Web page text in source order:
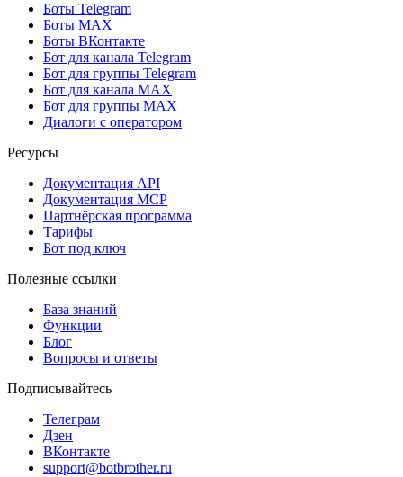
Боты Telegram
Боты MAX
Боты ВКонтакте
Бот для канала Telegram
Бот для группы Telegram
Бот для канала MAX
Бот для группы MAX
Диалоги с оператором
Ресурсы
Документация API
Документация MCP
Партнёрская программа
Тарифы
Бот под ключ
Полезные ссылки
База знаний
Функции
Блог
Вопросы и ответы
Подписывайтесь
Телеграм
Дзен
ВКонтакте
support@botbrother.ru